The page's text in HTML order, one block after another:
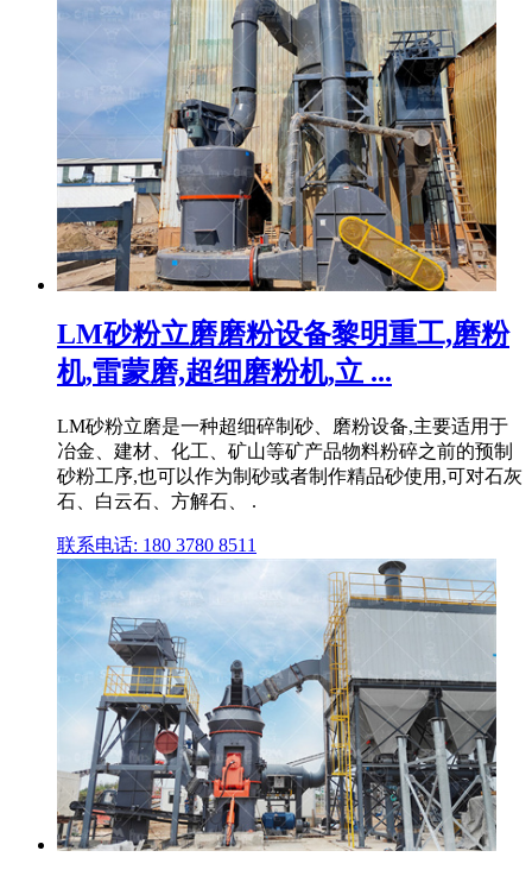
LM砂粉立磨磨粉设备黎明重工,磨粉
机,雷蒙磨,超细磨粉机,立 ...
LM砂粉立磨是一种超细碎制砂、磨粉设备,主要适用于
冶金、建材、化工、矿山等矿产品物料粉碎之前的预制
砂粉工序,也可以作为制砂或者制作精品砂使用,可对石灰
石、白云石、方解石、 .
联系电话: 180 3780 8511